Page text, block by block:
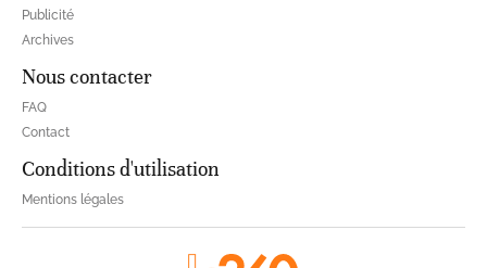
Publicité
Archives
Nous contacter
FAQ
Contact
Conditions d'utilisation
Mentions légales